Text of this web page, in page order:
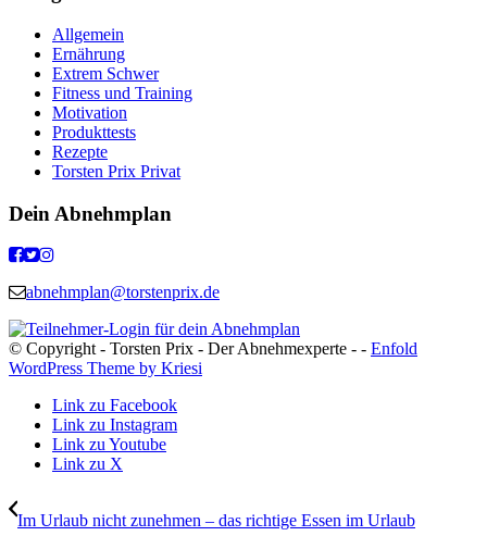
Allgemein
Ernährung
Extrem Schwer
Fitness und Training
Motivation
Produkttests
Rezepte
Torsten Prix Privat
Dein Abnehmplan
abnehmplan@torstenprix.de
© Copyright - Torsten Prix - Der Abnehmexperte - - Enfold
WordPress Theme by Kriesi
Link zu Facebook
Link zu Instagram
Link zu Youtube
Link zu X
Im Urlaub nicht zunehmen – das richtige Essen im Urlaub